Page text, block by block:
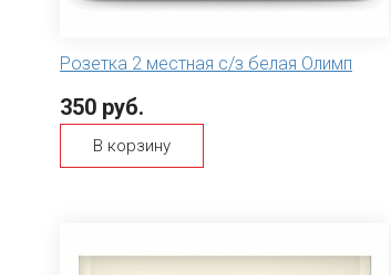
Розетка 2 местная с/з белая Олимп
350 руб.
В корзину